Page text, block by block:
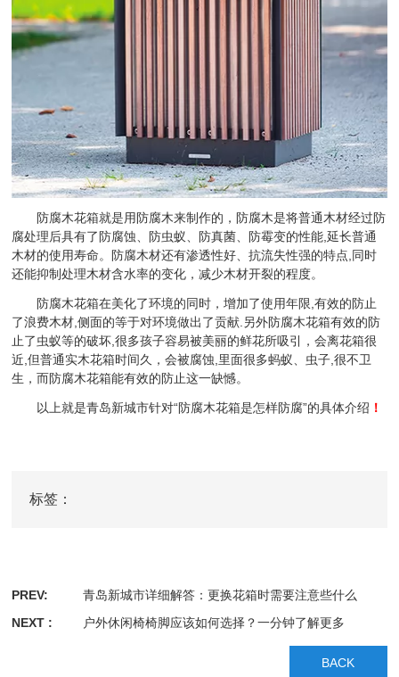
防腐木花箱就是用防腐木来制作的，防腐木是将普通木材经过防
腐处理后具有了防腐蚀、防虫蚁、防真菌、防霉变的性能,延长普通
木材的使用寿命。防腐木材还有渗透性好、抗流失性强的特点,同时
还能抑制处理木材含水率的变化，减少木材开裂的程度。
防腐木花箱在美化了环境的同时，增加了使用年限,有效的防止
了浪费木材,侧面的等于对环境做出了贡献.另外防腐木花箱有效的防
止了虫蚁等的破坏,很多孩子容易被美丽的鲜花所吸引，会离花箱很
近,但普通实木花箱时间久，会被腐蚀,里面很多蚂蚁、虫子,很不卫
生，而防腐木花箱能有效的防止这一缺憾。
以上就是青岛新城市针对“防腐木花箱是怎样防腐”的具体介绍 ！
标签：
PREV:
青岛新城市详细解答：更换花箱时需要注意些什么
NEXT :
户外休闲椅椅脚应该如何选择？一分钟了解更多
BACK